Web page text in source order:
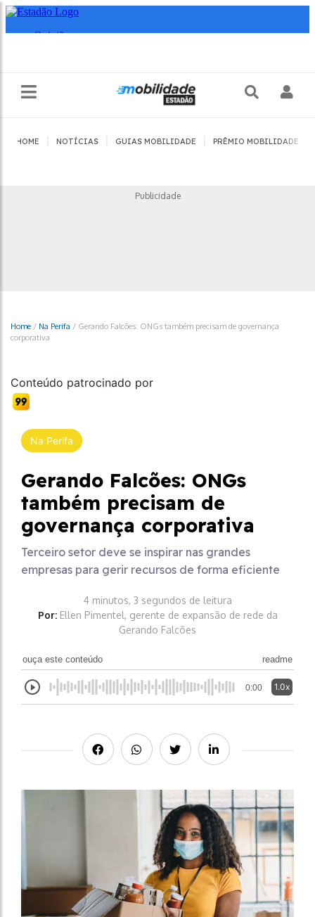
HOME NOTÍCIAS GUIAS MOBILIDADE PRÊMIO MOBILIDADE
Publicidade
Home / Na Perifa / Gerando Falcões: ONGs também precisam de governança
corporativa
Conteúdo patrocinado por
Na Perifa
Gerando Falcões: ONGs
também precisam de
governança corporativa
Terceiro setor deve se inspirar nas grandes
empresas para gerir recursos de forma eficiente
4 minutos, 3 segundos de leitura
Por: Ellen Pimentel, gerente de expansão de rede da
Gerando Falcões
ouça este conteúdo readme
0:00 1.0x